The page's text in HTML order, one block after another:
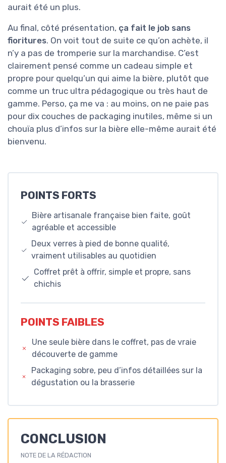
aurait été un plus.
Au final, côté présentation, ça fait le job sans
fioritures. On voit tout de suite ce qu’on achète, il
n’y a pas de tromperie sur la marchandise. C’est
clairement pensé comme un cadeau simple et
propre pour quelqu’un qui aime la bière, plutôt que
comme un truc ultra pédagogique ou très haut de
gamme. Perso, ça me va : au moins, on ne paie pas
pour dix couches de packaging inutiles, même si un
chouïa plus d’infos sur la bière elle-même aurait été
bienvenu.
POINTS FORTS
Bière artisanale française bien faite, goût
agréable et accessible
Deux verres à pied de bonne qualité,
vraiment utilisables au quotidien
Coffret prêt à offrir, simple et propre, sans
chichis
POINTS FAIBLES
Une seule bière dans le coffret, pas de vraie
découverte de gamme
Packaging sobre, peu d’infos détaillées sur la
dégustation ou la brasserie
CONCLUSION
NOTE DE LA RÉDACTION